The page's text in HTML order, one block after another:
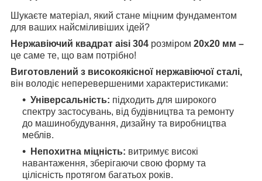
Шукаєте матеріал, який стане міцним фундаментом
для ваших найсміливіших ідей?
Нержавіючий квадрат aisi 304 розміром 20х20 мм –
це саме те, що вам потрібно!
Виготовлений з високоякісної нержавіючої сталі,
він володіє неперевершеними характеристиками:
Універсальність: підходить для широкого
спектру застосувань, від будівництва та ремонту
до машинобудування, дизайну та виробництва
меблів.
Непохитна міцність: витримує високі
навантаження, зберігаючи свою форму та
цілісність протягом багатьох років.